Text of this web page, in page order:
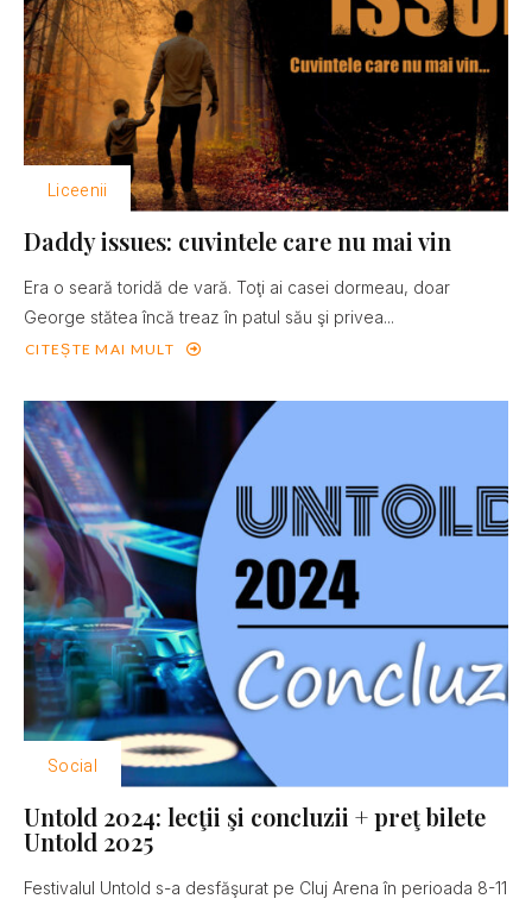
Liceenii
Daddy issues: cuvintele care nu mai vin
Era o seară toridă de vară. Toţi ai casei dormeau, doar
George stătea încă treaz în patul său şi privea...
CITEȘTE MAI MULT
Social
Untold 2024: lecţii şi concluzii + preţ bilete
Untold 2025
Festivalul Untold s-a desfăşurat pe Cluj Arena în perioada 8-11